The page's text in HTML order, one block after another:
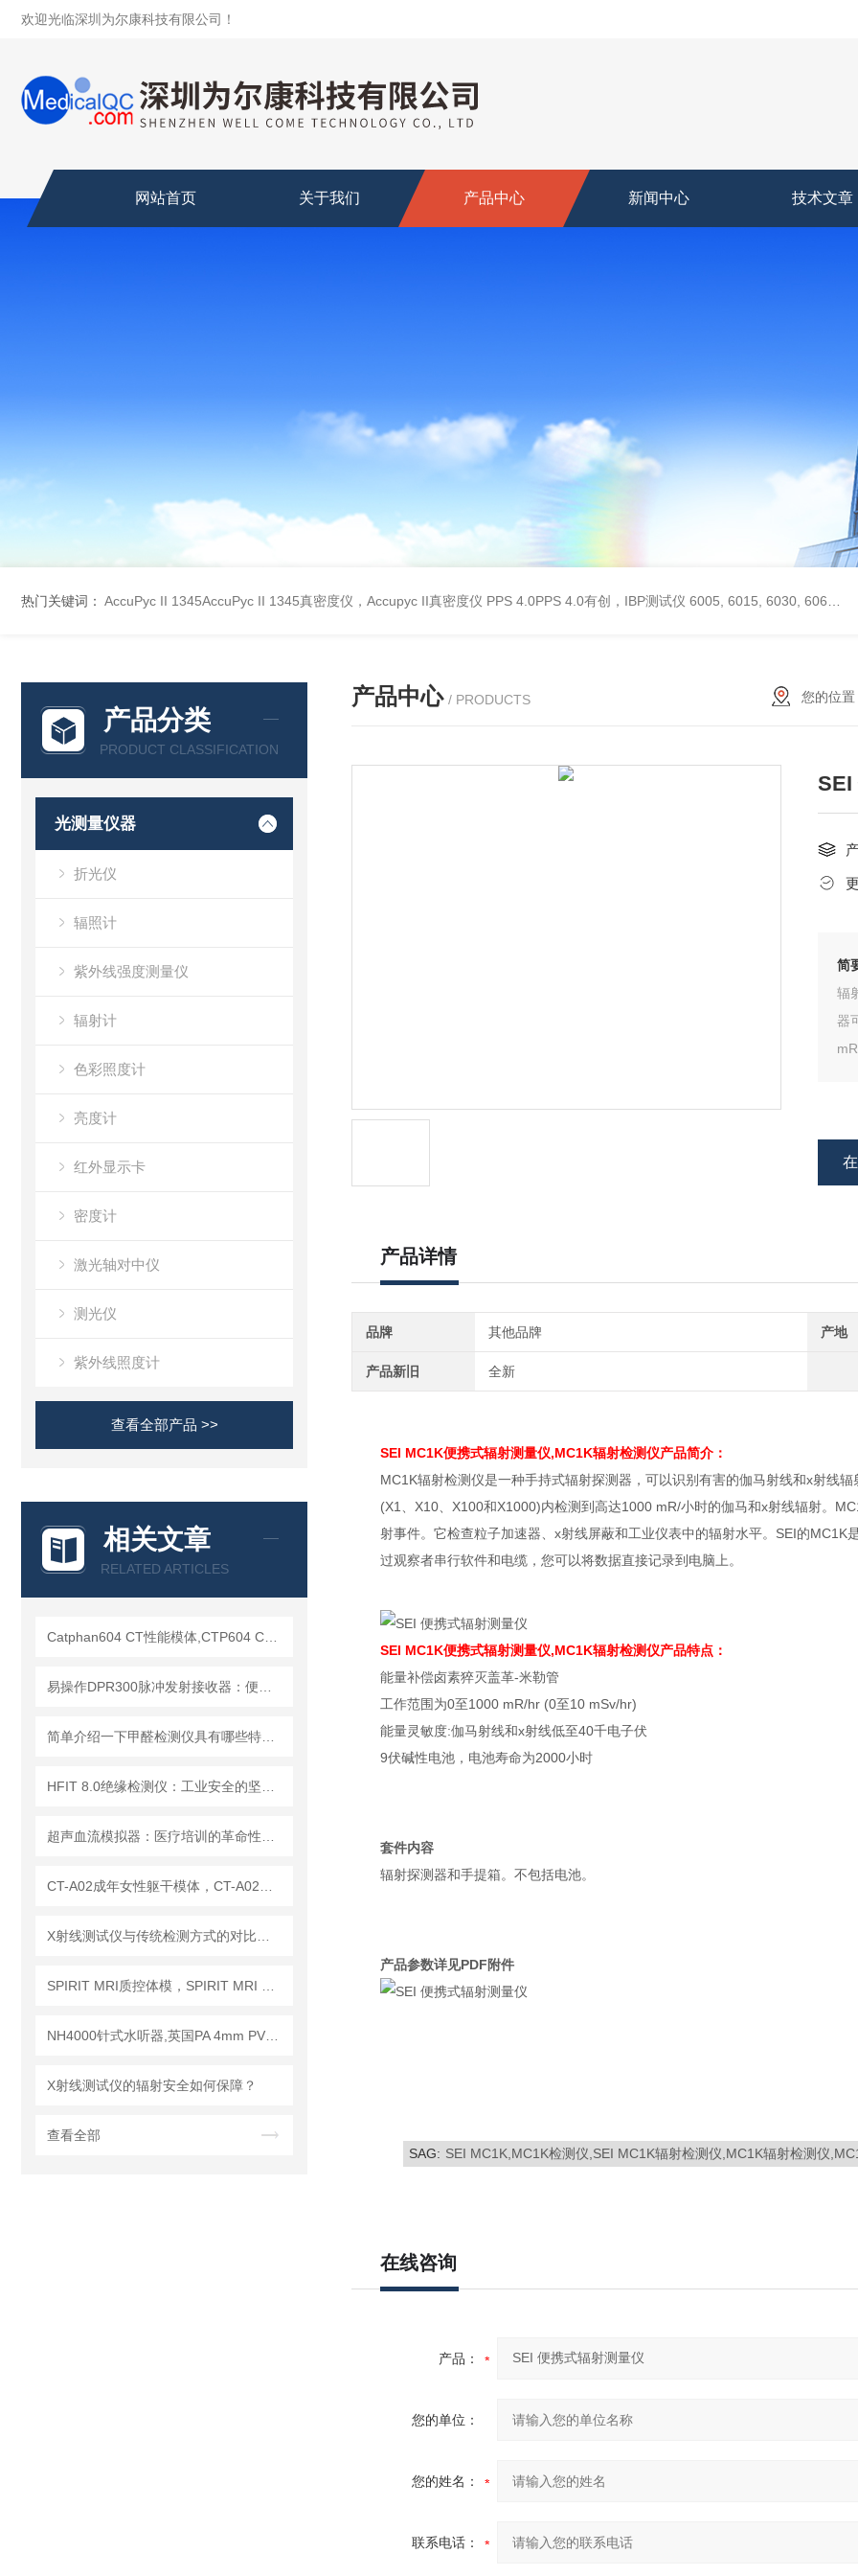
欢迎光临深圳为尔康科技有限公司！
网站首页 关于我们 产品中心 新闻中心 技术文章
热门关键词： AccuPyc II 1345AccuPyc II 1345真密度仪，Accupyc II真密度仪 PPS 4.0PPS 4.0有创，IBP测试仪 6005, 6015, 6030, 6060, 6100, 6170Hans Rudolph非扩散气体收集袋,Hans Rudolph非扩散气囊
产品分类
PRODUCT CLASSIFICATION
光测量仪器
折光仪
辐照计
紫外线强度测量仪
辐射计
色彩照度计
亮度计
红外显示卡
密度计
激光轴对中仪
测光仪
紫外线照度计
查看全部产品 >>
相关文章
RELATED ARTICLES
X射线测试仪的辐射安全如何保障？
查看全部
产品中心 / PRODUCTS 您的位置
SEI
简
辐
器
产品详情
品牌 其他品牌 产地
产品新旧 全新
SEI MC1K便携式辐射测量仪,MC1K辐射检测仪产品简介：
MC1K辐射检测仪是一种手持式辐射探测器，可以识别有害的伽马射线和x射线
(X1、X10、X100和X1000)内检测到高达1000 mR/小时的伽马和x射线辐射。
射事件。它检查粒子加速器、x射线屏蔽和工业仪表中的辐射水平。SEI的MC1K
过观察者串行软件和电缆，您可以将数据直接记录到电脑上。
SEI MC1K便携式辐射测量仪,MC1K辐射检测仪产品特点：
能量补偿卤素猝灭盖革-米勒管
工作范围为0至1000 mR/hr (0至10 mSv/hr)
能量灵敏度:伽马射线和x射线低至40千电子伏
9伏碱性电池，电池寿命为2000小时
套件内容
辐射探测器和手提箱。不包括电池。
产品参数详见PDF附件
SAG: SEI MC1K,MC1K检测仪,SEI MC1K辐射检测仪,MC1K辐射检测仪
在线咨询
产品：
您的单位：
您的姓名：
联系电话：